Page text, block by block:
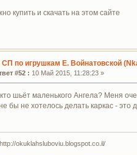
купить и скачать на этом сайте
СП по игрушкам Е. Войнатовской
#52 : 10 Май 2015, 11:28:23 »
шьёт маленького Ангела? Меня
бы не хотелось делать каркас - это
okuklahsluboviu.blogspot.co.il/